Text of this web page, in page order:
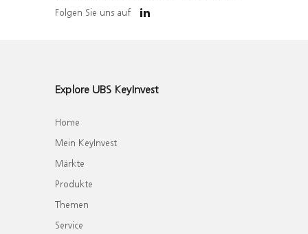
Folgen Sie uns auf
Explore UBS KeyInvest
Home
Mein KeyInvest
Märkte
Produkte
Themen
Service